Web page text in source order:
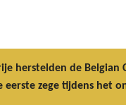
herstelden de
zege tijdens het